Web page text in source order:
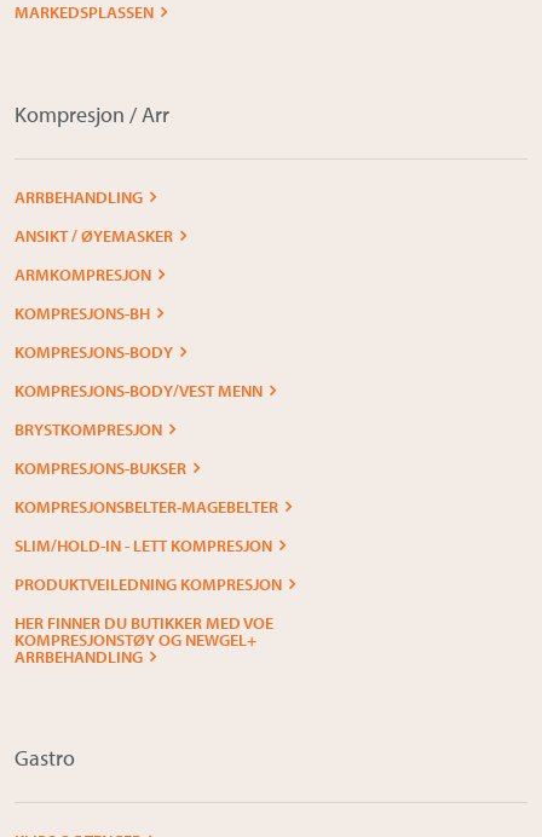
MARKEDSPLASSEN
Kompresjon / Arr
ARRBEHANDLING
ANSIKT / ØYEMASKER
ARMKOMPRESJON
KOMPRESJONS-BH
KOMPRESJONS-BODY
KOMPRESJONS-BODY/VEST MENN
BRYSTKOMPRESJON
KOMPRESJONS-BUKSER
KOMPRESJONSBELTER-MAGEBELTER
SLIM/HOLD-IN - LETT KOMPRESJON
PRODUKTVEILEDNING KOMPRESJON
HER FINNER DU BUTIKKER MED VOE
KOMPRESJONSTØY OG NEWGEL+
ARRBEHANDLING
Gastro